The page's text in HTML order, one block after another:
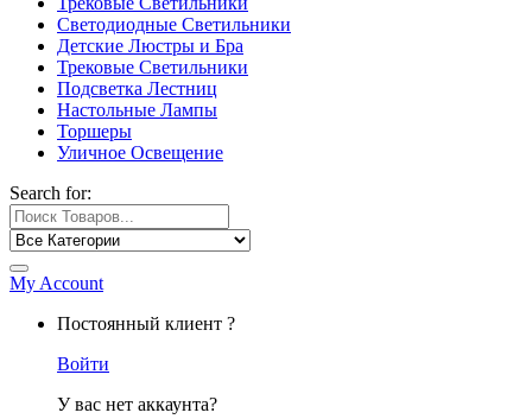
Светодиодные Светильники
Детские Люстры и Бра
Трековые Светильники
Подсветка Лестниц
Настольные Лампы
Торшеры
Уличное Освещение
Search for:
My Account
Постоянный клиент ?
Войти
У вас нет аккаунта?